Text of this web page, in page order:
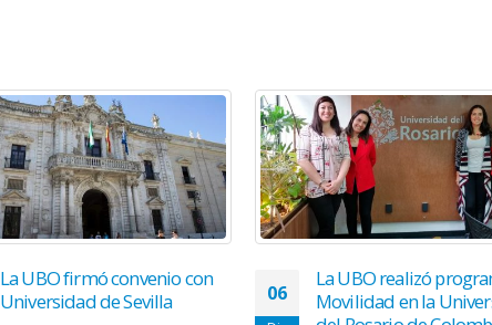
La UBO firmó convenio con
Universidad de Sevilla
06
La UBO realizó
Movilidad en la